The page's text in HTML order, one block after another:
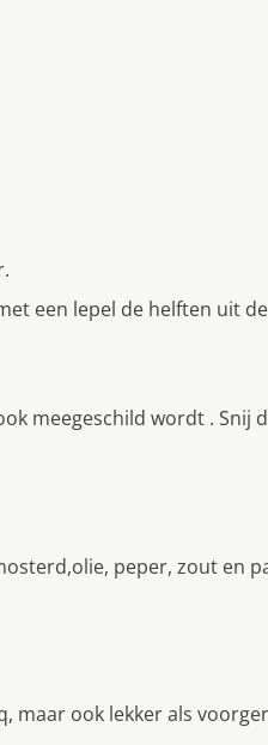
een lepel de helften uit
meegeschild wordt . Snij
peper, zout en
maar ook lekker als